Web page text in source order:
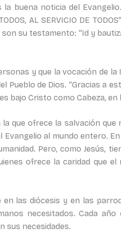
buena noticia del
AL SERVICIO DE
su testamento: “Id y
y que la vocación de
de Dios. “Gracias a
Cristo como Cabeza, en
que ofrece la salvación
al mundo entero.
Pero, como Jesús,
ofrece la caridad que
las diócesis y en las
necesitados. Cada año
sus necesidades.